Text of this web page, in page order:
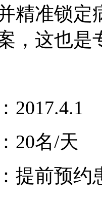
精准锁定
，这也是
名/天
前预约